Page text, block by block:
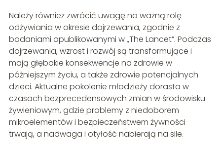
Należy również zwrócić uwagę na ważną rolę
odżywiania w okresie dojrzewania, zgodnie z
badaniami opublikowanymi w „The Lancet”. Podczas
dojrzewania, wzrost i rozwój są transformujące i
mają głębokie konsekwencje na zdrowie w
późniejszym życiu, a także zdrowie potencjalnych
dzieci. Aktualne pokolenie młodzieży dorasta w
czasach bezprecedensowych zmian w środowisku
żywieniowym, gdzie problemy z niedoborem
mikroelementów i bezpieczeństwem żywności
trwają, a nadwaga i otyłość nabierają na sile.